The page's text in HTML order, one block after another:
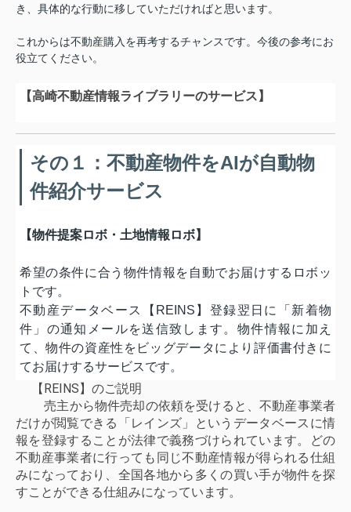
き、具体的な行動に移していただければと思います。
これからは不動産購入を再考するチャンスです。今後の参考にお
役立てください。
【高崎不動産情報ライブラリーのサービス】
その１：不動産物件をAIが自動物
件紹介サービス
【物件提案ロボ・土地情報ロボ】
希望の条件に合う物件情報を自動でお届けするロボッ
トです。
不動産データベース【REINS】登録翌日に「新着物
件」の通知メールを送信致します。物件情報に加え
て、物件の資産性をビッグデータにより評価書付きに
てお届けするサービスです。
【REINS】のご説明
売主から物件売却の依頼を受けると、不動産事業者
だけが閲覧できる「レインズ」というデータベースに情
報を登録することが法律で義務づけられています。どの
不動産事業者に行っても同じ不動産情報が得られる仕組
みになっており、全国各地から多くの買い手が物件を探
すことができる仕組みになっています。